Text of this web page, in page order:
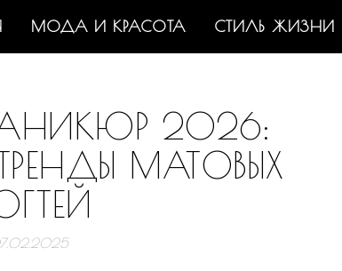
МОДА И КРАСОТА СТИЛЬ ЖИЗНИ
2026:
МАТОВЫХ